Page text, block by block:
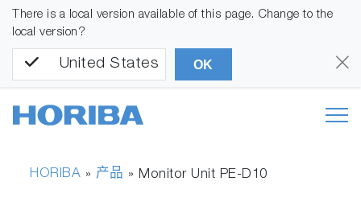
There is a local version available of this page. Change to the
local version?
United States OK
HORIBA » 产品 »Monitor Unit PE-D10